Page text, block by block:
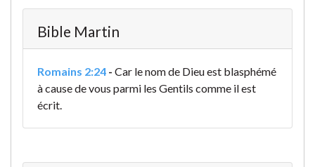
Bible Martin
Romains 2:24 - Car le nom de Dieu est blasphémé
à cause de vous parmi les Gentils comme il est
écrit.